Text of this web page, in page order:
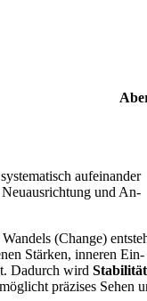
aufeinander
und An-
(Change)
Stärken, inneren Ein-
Dadurch wird
präzises Sehen